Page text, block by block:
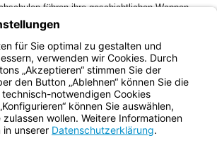
führen ihre geschichtlichen Wappen.
neuer Wappen und die Änderung
Wappen können nur im Einvernehmen mit
erfolgen.3Die Vorschriften über die
Staatswappens bleiben unberührt.